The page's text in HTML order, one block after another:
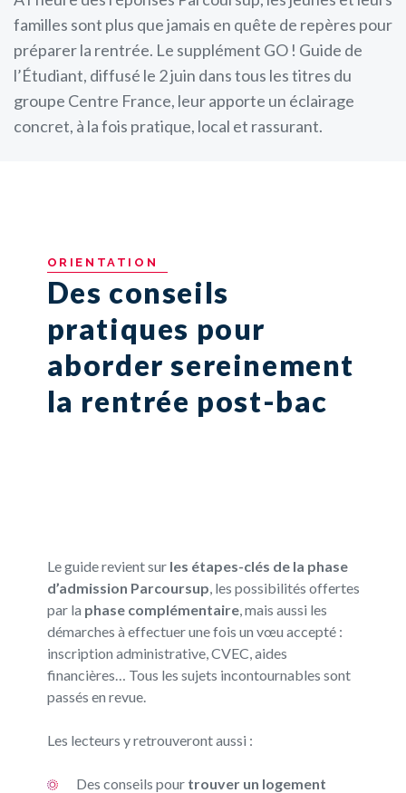
familles sont plus que jamais en quête de repères pour
préparer la rentrée. Le supplément GO ! Guide de
l’Étudiant, diffusé le 2 juin dans tous les titres du
groupe Centre France, leur apporte un éclairage
concret, à la fois pratique, local et rassurant.
ORIENTATION
Des conseils
pratiques pour
aborder sereinement
la rentrée post-bac
Le guide revient sur les étapes-clés de la phase
d’admission Parcoursup , les possibilités offertes
par la phase complémentaire, mais aussi les
démarches à effectuer une fois un vœu accepté :
inscription administrative, CVEC, aides
financières… Tous les sujets incontournables sont
passés en revue.
Les lecteurs y retrouveront aussi :
Des conseils pour trouver un logement